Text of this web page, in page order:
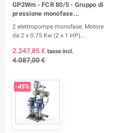
GP2Wm - FCR 80/5 - Gruppo di
pressione monofase...
2 elettropompe monofase. Motore
da 2 x 0.75 Kw (2 x 1 HP)....
2.247,85 € tasse incl.
4.087,00 €
-45%